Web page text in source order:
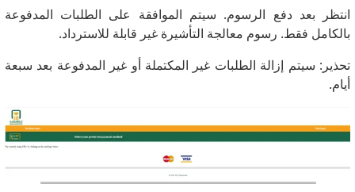
انتظر بعد دفع الرسوم. سيتم الموافقة على الطلبات المدفوعة
بالكامل فقط. رسوم معالجة التأشيرة غير قابلة للاسترداد.
تحذير: سيتم إزالة الطلبات غير المكتملة أو غير المدفوعة بعد سبعة
أيام.